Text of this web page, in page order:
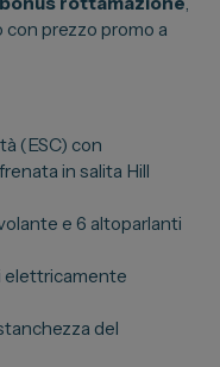
con prezzo promo a
(ESC) con
in salita Hill
e 6 altoparlanti
elettricamente
del